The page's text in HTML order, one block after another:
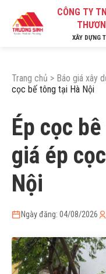
CÔNG TY
XÂY DỰNG
Trang chủ > Báo giá xây
cọc bế tông tại Hà Nội
Ép cọc
giá ép
Nội
Ngày đăng: 04/08/2026